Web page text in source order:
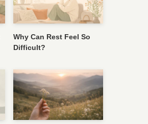
Why Can Rest Feel So
Difficult?